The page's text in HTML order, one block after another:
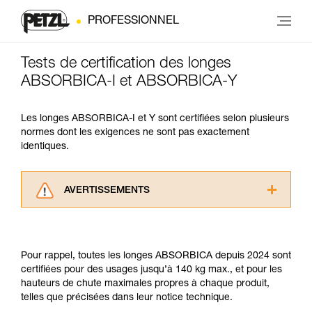
PROFESSIONNEL
Tests de certification des longes
ABSORBICA-I et ABSORBICA-Y
Les longes ABSORBICA-I et Y sont certifiées selon plusieurs
normes dont les exigences ne sont pas exactement
identiques.
AVERTISSEMENTS
informations de la notice technique pour
pouvoir comprendre ce complément
d’informations.
Maîtriser ces techniques nécessite une
Pour rappel, toutes les longes ABSORBICA depuis 2024 sont
certifiées pour des usages jusqu’à 140 kg max., et pour les
hauteurs de chute maximales propres à chaque produit,
telles que précisées dans leur notice technique.